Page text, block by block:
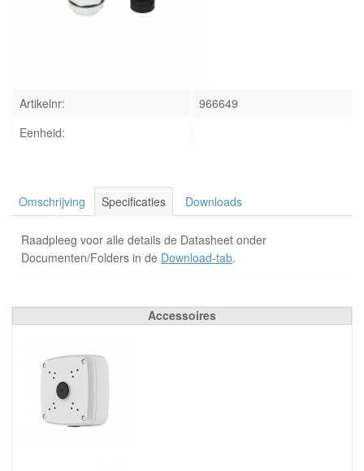
Artikelnr:
966649
Eenheid:
Omschrijving Specificaties Downloads
Raadpleeg voor alle details de Datasheet onder
Documenten/Folders in de Download-tab.
Accessoires